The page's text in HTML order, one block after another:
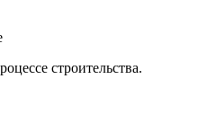
строительства.